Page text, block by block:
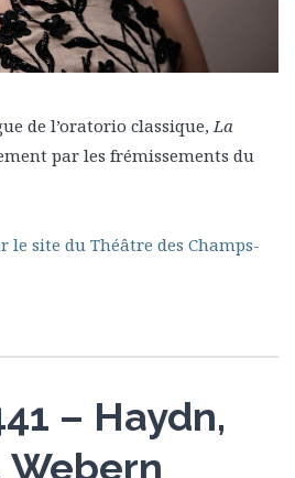
de l’oratorio classique,La
par les frémissements du
le site du Théâtre des Champs-
– Haydn,
Webern